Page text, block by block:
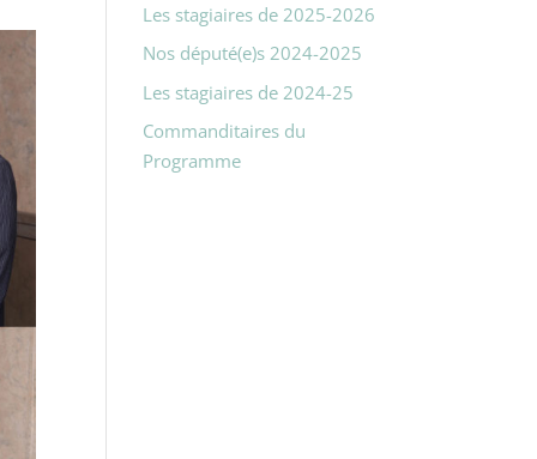
Les stagiaires de 2025-2026
Nos député(e)s 2024-2025
Les stagiaires de 2024-25
Commanditaires du
Programme